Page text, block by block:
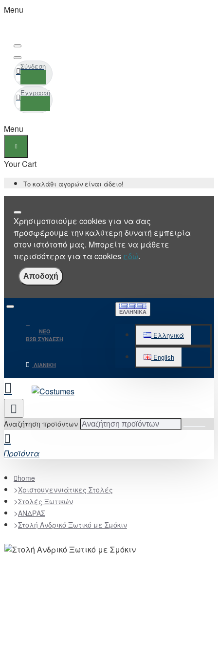
Menu
Σύνδεση
Εγγραφή
Menu
Your Cart
Το καλάθι αγορών είναι άδειο!
Χρησιμοποιούμε cookies για να σας
προσφέρουμε την καλύτερη δυνατή εμπειρία
στον ιστότοπό μας. Μπορείτε να μάθετε
περισσότερα για τα cookies εδώ.
Αποδοχή
NEO
B2B ΣΥΝΔΕΣΗ
ΛΙΑΝΙΚΉ
ΕΛΛΗΝΙΚΆ
Ελληνικά
English
Αναζήτηση προϊόντων
Προϊόντα
home
Χριστουγεννιάτικες Στολές
Στολές Ξωτικών
ΑΝΔΡΑΣ
Στολή Ανδρικό Ξωτικό με Σμόκιν